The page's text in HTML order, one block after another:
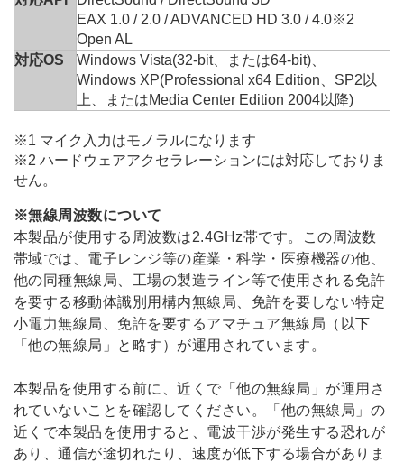
EAX 1.0 / 2.0 / ADVANCED HD 3.0 / 4.0※2
Open AL
対応OS
Windows Vista(32-bit、または64-bit)、
Windows XP(Professional x64 Edition、SP2以
上、またはMedia Center Edition 2004以降)
※1 マイク入力はモノラルになります
※2 ハードウェアアクセラレーションには対応しておりま
せん。
※無線周波数について
本製品が使用する周波数は2.4GHz帯です。この周波数
帯域では、電子レンジ等の産業・科学・医療機器の他、
他の同種無線局、工場の製造ライン等で使用される免許
を要する移動体識別用構内無線局、免許を要しない特定
小電力無線局、免許を要するアマチュア無線局（以下
「他の無線局」と略す）が運用されています。
本製品を使用する前に、近くで「他の無線局」が運用さ
れていないことを確認してください。「他の無線局」の
近くで本製品を使用すると、電波干渉が発生する恐れが
あり、通信が途切れたり、速度が低下する場合がありま